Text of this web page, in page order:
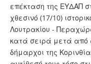
επέκταση της ΕΥΔΑΠ
χθεσινό (17/10)
Λουτρακίου -
κατά σειρά μετά από
δήμαρχοι της